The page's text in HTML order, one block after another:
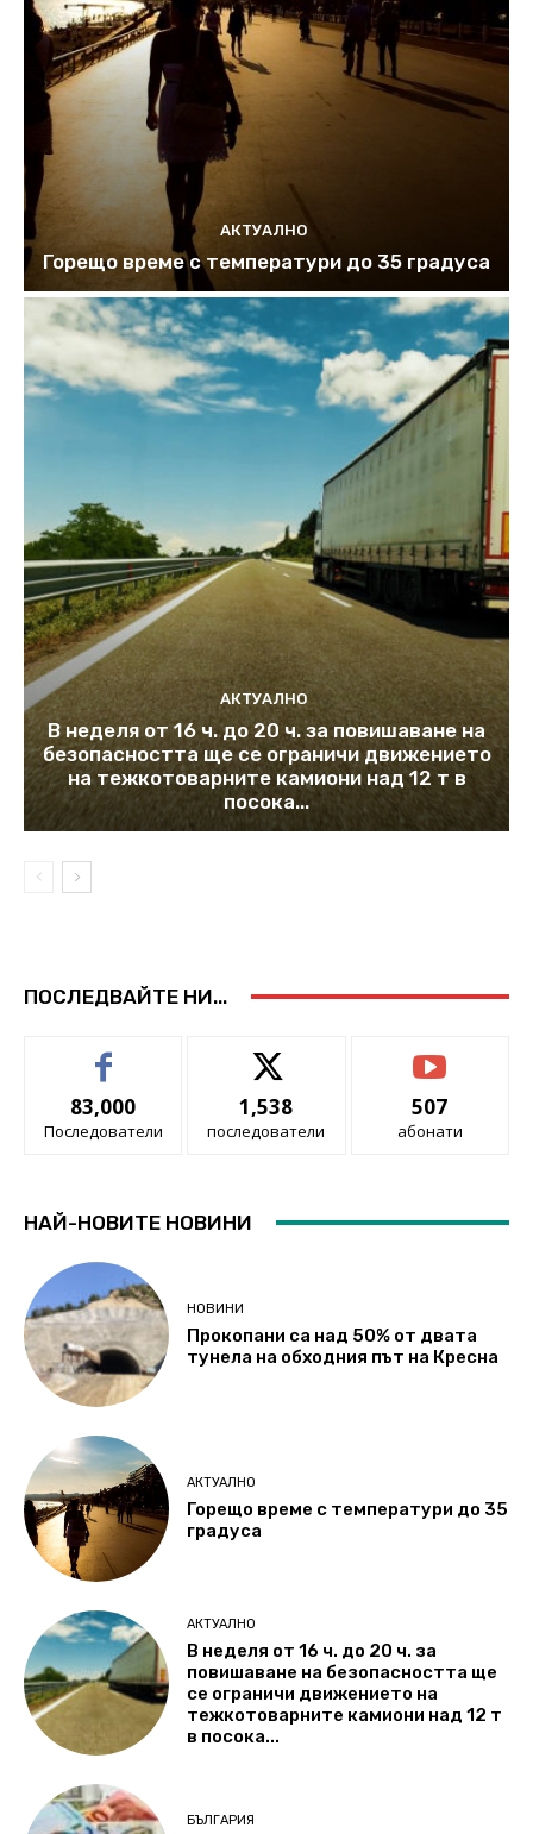
АКТУАЛНО
Горещо време с температури до 35 градуса
АКТУАЛНО
В неделя от 16 ч. до 20 ч. за повишаване на
безопасността ще се ограничи движението
на тежкотоварните камиони над 12 т в
посока...
ПОСЛЕДВАЙТЕ НИ...
83,000
Последователи
1,538
последователи
507
абонати
НАЙ-НОВИТЕ НОВИНИ
НОВИНИ
Прокопани са над 50% от двата
тунела на обходния път на Кресна
АКТУАЛНО
Горещо време с температури до 35
градуса
АКТУАЛНО
В неделя от 16 ч. до 20 ч. за
повишаване на безопасността ще
се ограничи движението на
тежкотоварните камиони над 12 т
в посока...
БЪЛГАРИЯ